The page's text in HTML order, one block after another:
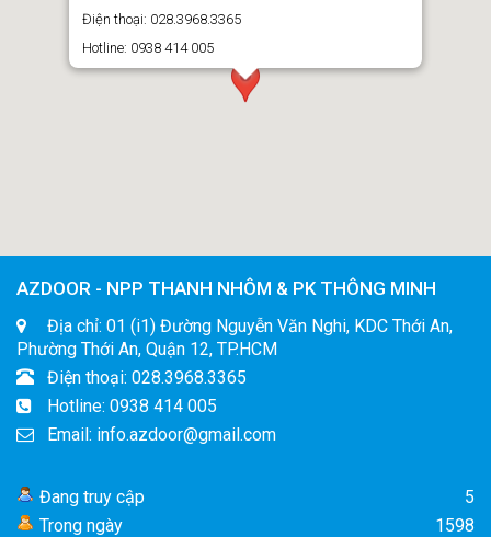
Điện thoại: 028.3968.3365
Hotline: 0938 414 005
AZDOOR - NPP THANH NHÔM & PK THÔNG MINH
Địa chỉ: 01 (i1) Đường Nguyễn Văn Nghi, KDC Thới An,
Phường Thới An, Quận 12, TP.HCM
Điện thoại: 028.3968.3365
Hotline: 0938 414 005
Email: info.azdoor@gmail.com
Đang truy cập
5
Trong ngày
1598